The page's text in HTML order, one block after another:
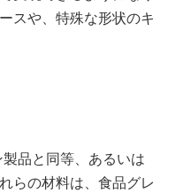
スや、特殊な形状のキ
品と同等、あるいは
らの材料は、食品グレ